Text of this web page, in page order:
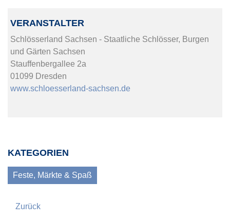
VERANSTALTER
Schlösserland Sachsen - Staatliche Schlösser, Burgen
und Gärten Sachsen
Stauffenbergallee 2a
01099 Dresden
www.schloesserland-sachsen.de
KATEGORIEN
Feste, Märkte & Spaß
Zurück